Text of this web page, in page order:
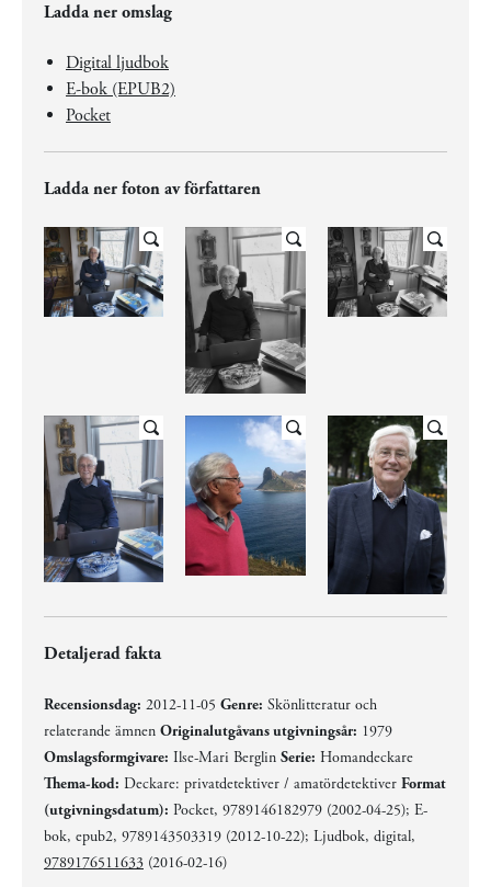
Ladda ner omslag
Digital ljudbok
E-bok (EPUB2)
Pocket
Ladda ner foton av författaren
Detaljerad fakta
Recensionsdag: 2012-11-05 Genre: Skönlitteratur och
relaterande ämnen Originalutgåvans utgivningsår: 1979
Omslagsformgivare: Ilse-Mari Berglin Serie: Homandeckare
Thema-kod: Deckare: privatdetektiver / amatördetektiver Format
(utgivningsdatum): Pocket, 9789146182979 (2002-04-25); E-
bok, epub2, 9789143503319 (2012-10-22); Ljudbok, digital,
9789176511633 (2016-02-16)